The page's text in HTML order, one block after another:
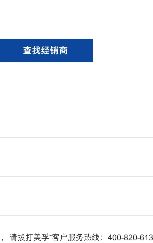
查找经销商
请拨打美孚™客户服务热线：400-820-